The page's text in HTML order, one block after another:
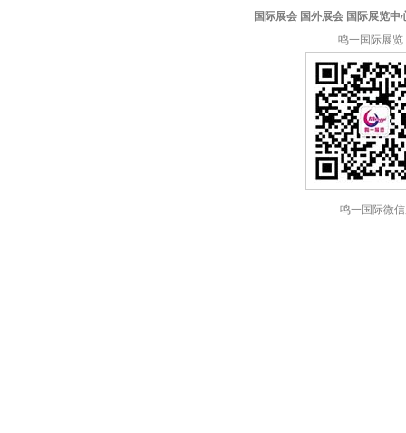
国际展会 国外展会 国际展览中
鸣一国际展览
鸣一国际微